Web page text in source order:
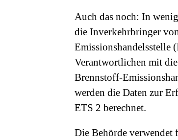
Auch das noch: In
die Inverkehrbringer
Emissionshandelsstelle
Verantwortlichen mit
Brennstoff-
werden die Daten zur
ETS 2 berechnet.
Die Behörde verwendet